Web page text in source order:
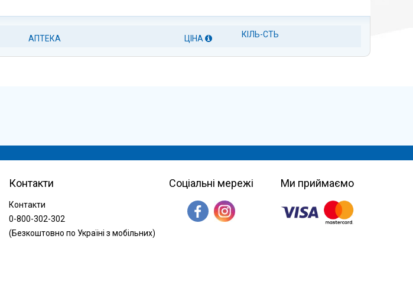
АПТЕКА ЦІНА КІЛЬ-СТЬ
Контакти
Контакти
0-800-302-302
(Безкоштовно по Україні з мобільних)
Соціальні мережі Ми приймаємо